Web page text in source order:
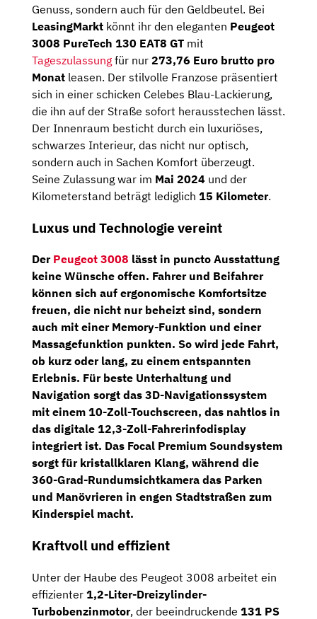
Genuss, sondern auch für den Geldbeutel. Bei
LeasingMarkt könnt ihr den eleganten Peugeot
3008 PureTech 130 EAT8 GT mit
Tageszulassung für nur 273,76 Euro brutto pro
Monat leasen. Der stilvolle Franzose präsentiert
sich in einer schicken Celebes Blau-Lackierung,
die ihn auf der Straße sofort herausstechen lässt.
Der Innenraum besticht durch ein luxuriöses,
schwarzes Interieur, das nicht nur optisch,
sondern auch in Sachen Komfort überzeugt.
Seine Zulassung war im Mai 2024 und der
Kilometerstand beträgt lediglich 15 Kilometer.
Luxus und Technologie vereint
Der Peugeot 3008 lässt in puncto Ausstattung
keine Wünsche offen. Fahrer und Beifahrer
können sich auf ergonomische Komfortsitze
freuen, die nicht nur beheizt sind, sondern
auch mit einer Memory-Funktion und einer
Massagefunktion punkten. So wird jede Fahrt,
ob kurz oder lang, zu einem entspannten
Erlebnis. Für beste Unterhaltung und
Navigation sorgt das 3D-Navigationssystem
mit einem 10-Zoll-Touchscreen, das nahtlos in
das digitale 12,3-Zoll-Fahrerinfodisplay
integriert ist. Das Focal Premium Soundsystem
sorgt für kristallklaren Klang, während die
360-Grad-Rundumsichtkamera das Parken
und Manövrieren in engen Stadtstraßen zum
Kinderspiel macht.
Kraftvoll und effizient
Unter der Haube des Peugeot 3008 arbeitet ein
effizienter 1,2-Liter-Dreizylinder-
Turbobenzinmotor, der beeindruckende 131 PS